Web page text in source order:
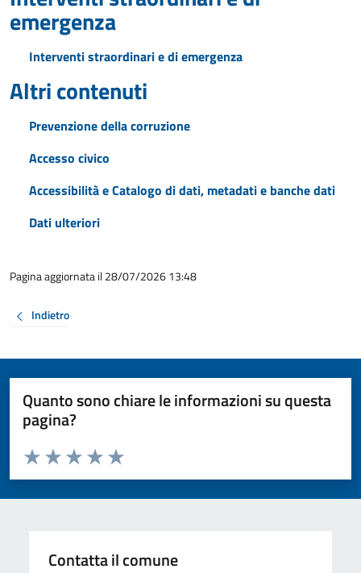
emergenza
Interventi straordinari e di emergenza
Altri contenuti
Prevenzione della corruzione
Accesso civico
Accessibilità e Catalogo di dati, metadati e banche dati
Dati ulteriori
Pagina aggiornata il 28/07/2026 13:48
Indietro
Quanto sono chiare le informazioni su questa
pagina?
Valuta da 1 a 5 stelle la pagina
Valuta 5 stelle su 5
Valuta 4 stelle su 5
Valuta 3 stelle su 5
Valuta 2 stelle su 5
Valuta 1 stelle su 5
Contatta il comune